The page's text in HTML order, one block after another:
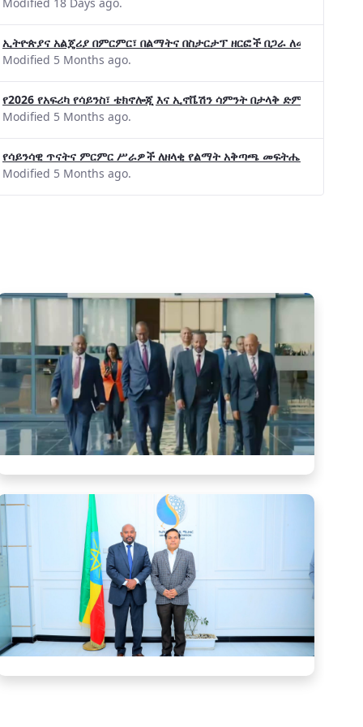
ኢትዮጵያና አልጄሪያ በምርምር፣ በልማትና በስታርታፕ ዘርፎች በጋራ ለመስራት መከሩ፡፡
Modified 5 Months ago.
የ2026 የአፍሪካ የሳይንስ፣ ቴክኖሎጂ እና ኢኖቬሽን ሳምንት በታላቅ ድምቀት
Modified 5 Months ago.
የሳይንሳዊ ጥናትና ምርምር ሥራዎች ለዘላቂ የልማት አቅጣጫ መፍትሔ ጠቋሚ
Modified 5 Months ago.